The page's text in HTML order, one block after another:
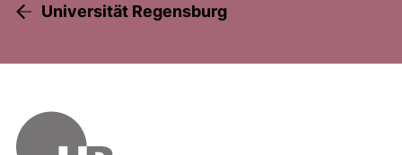
Universität Regensburg